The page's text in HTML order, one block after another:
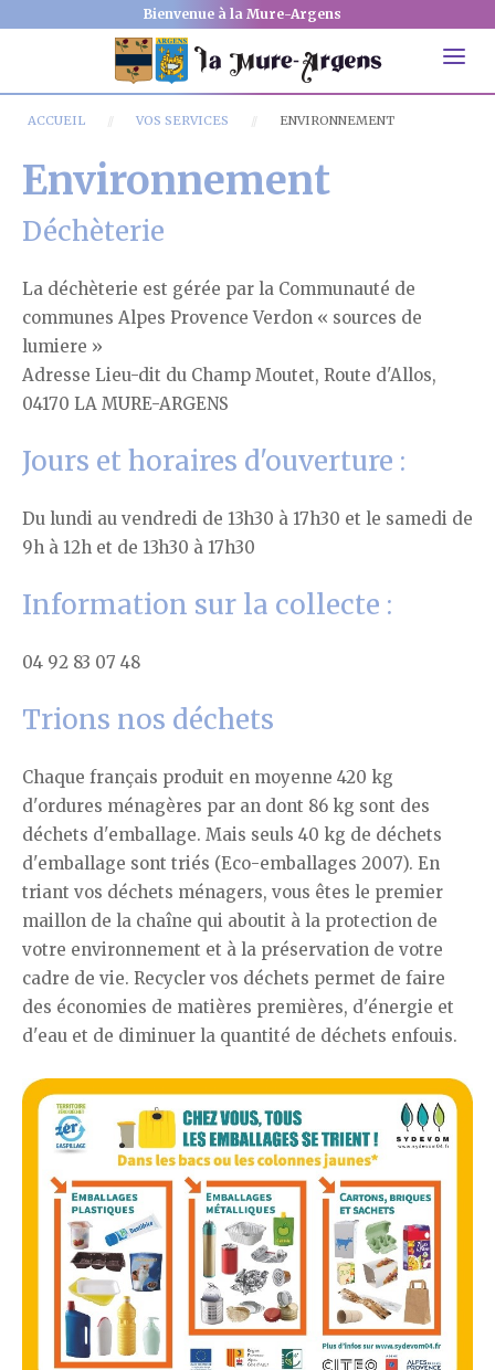
Bienvenue à la Mure-Argens
ACCUEIL VOS SERVICES ENVIRONNEMENT
Environnement
Déchèterie
La déchèterie est gérée par la Communauté de
communes Alpes Provence Verdon « sources de
lumiere »
Adresse Lieu-dit du Champ Moutet, Route d'Allos,
04170 LA MURE-ARGENS
Jours et horaires d'ouverture :
Du lundi au vendredi de 13h30 à 17h30 et le samedi de
9h à 12h et de 13h30 à 17h30
Information sur la collecte :
04 92 83 07 48
Trions nos déchets
Chaque français produit en moyenne 420 kg
d'ordures ménagères par an dont 86 kg sont des
déchets d'emballage. Mais seuls 40 kg de déchets
d'emballage sont triés (Eco-emballages 2007). En
triant vos déchets ménagers, vous êtes le premier
maillon de la chaîne qui aboutit à la protection de
votre environnement et à la préservation de votre
cadre de vie. Recycler vos déchets permet de faire
des économies de matières premières, d'énergie et
d'eau et de diminuer la quantité de déchets enfouis.